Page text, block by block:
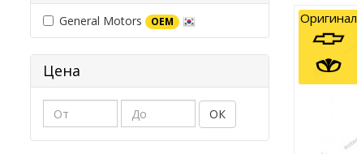
General Motors OEM
Цена
ОК
Оригинал